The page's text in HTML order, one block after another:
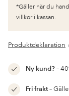
*Gäller när du
villkor i kassan.
Produktdeklaration
Ny kund?–
Fri frakt–